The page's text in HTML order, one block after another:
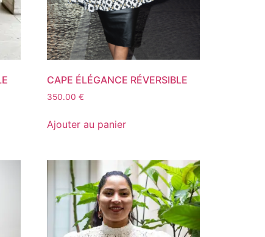
CAPE ÉLÉGANCE RÉVERSIBLE
350.00€
Ajouter au panier